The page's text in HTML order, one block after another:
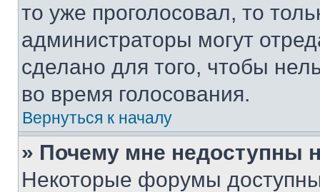
то уже проголосовал, то
администраторы могут
сделано для того, чтобы
во время голосования.
Вернуться к началу
» Почему мне недоступны
Некоторые форумы